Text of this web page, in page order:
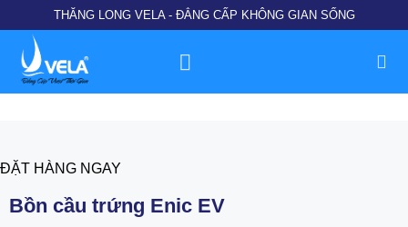
đến
dung
THĂNG LONG VELA - ĐẲNG CẤP KHÔNG GIAN SỐNG
ĐẶT HÀNG NGAY
Bồn cầu trứng Enic EV